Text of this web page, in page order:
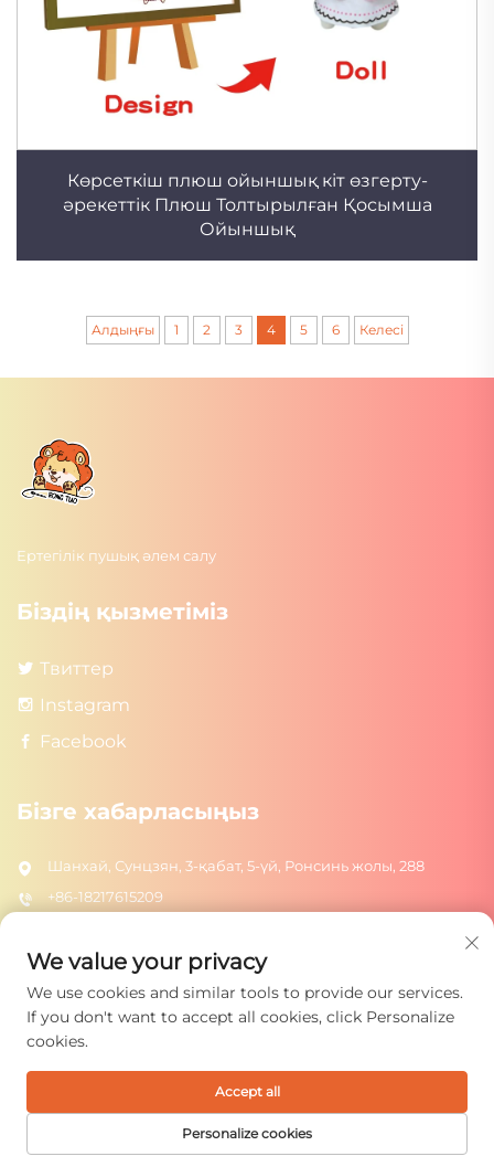
Көрсеткіш плюш ойыншық кіт өзгерту-
әрекеттік Плюш Толтырылған Қосымша
Ойыншық
Алдыңғы 1 2 3 4 5 6 Келесі
Ертегілік пушық әлем салу
Біздің қызметіміз
Твиттер
Instagram
Facebook
Бізге хабарласыңыз
Шанхай, Сунцзян, 3-қабат, 5-үй, Ронсинь жолы, 288
+86-18217615209
Жіберу
сақталған. Жекелік саясаты
We value your privacy
We use cookies and similar tools to provide our services.
If you don't want to accept all cookies, click Personalize
cookies.
Personalize cookies
Accept all